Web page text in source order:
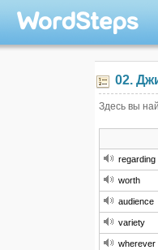
02.
Здесь вы
regarding
worth
audience
variety
wherever